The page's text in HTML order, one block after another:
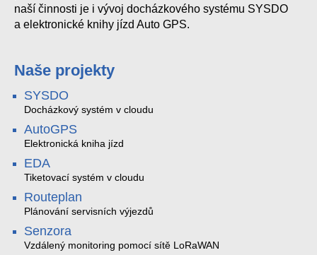
naší činnosti je i vývoj docházkového systému SYSDO
a elektronické knihy jízd Auto GPS.
Naše projekty
SYSDO
Docházkový systém v cloudu
AutoGPS
Elektronická kniha jízd
EDA
Tiketovací systém v cloudu
Routeplan
Plánování servisních výjezdů
Senzora
Vzdálený monitoring pomocí sítě LoRaWAN